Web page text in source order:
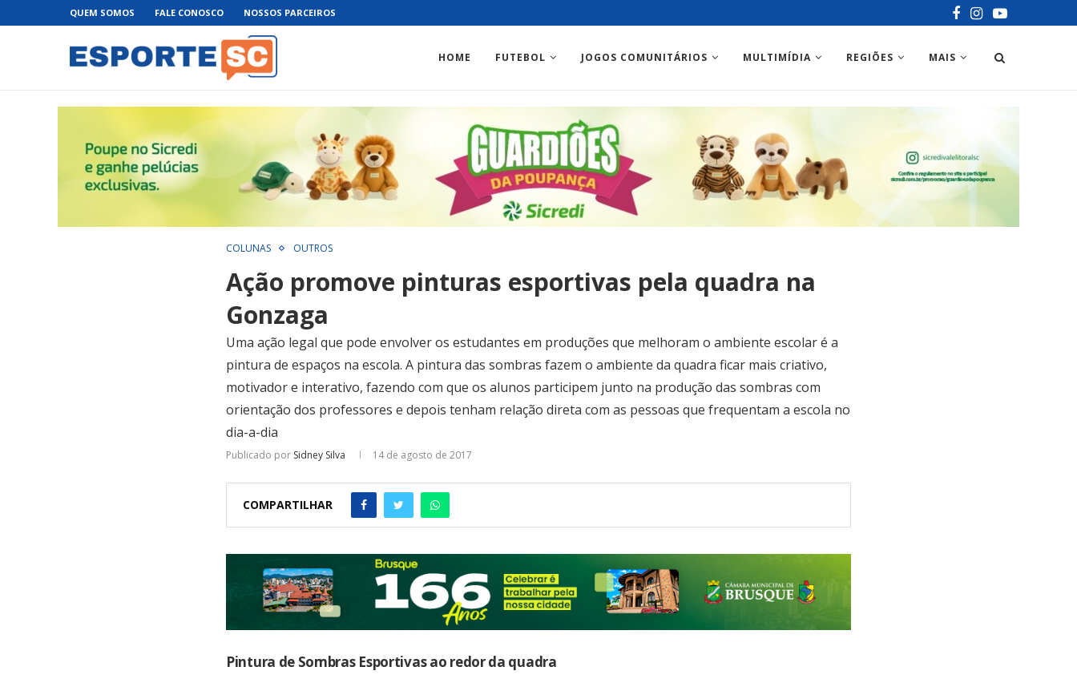
QUEM SOMOS FALE CONOSCO NOSSOS PARCEIROS
HOME FUTEBOL JOGOS COMUNITÁRIOS MULTIMÍDIA REGIÕES MAIS
COLUNAS OUTROS
Ação promove pinturas esportivas pela quadra na
Gonzaga
Uma ação legal que pode envolver os estudantes em produções que melhoram o ambiente escolar é a
pintura de espaços na escola. A pintura das sombras fazem o ambiente da quadra ficar mais criativo,
motivador e interativo, fazendo com que os alunos participem junto na produção das sombras com
orientação dos professores e depois tenham relação direta com as pessoas que frequentam a escola no
dia-a-dia
Publicado por Sidney Silva 14 de agosto de 2017
COMPARTILHAR
Pintura de Sombras Esportivas ao redor da quadra